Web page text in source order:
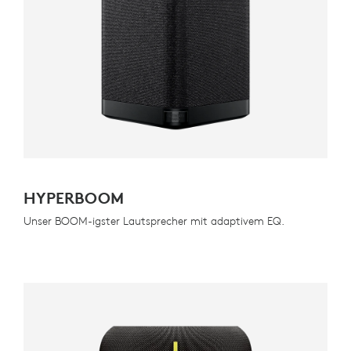
HYPERBOOM
Unser BOOM-igster Lautsprecher mit adaptivem EQ.